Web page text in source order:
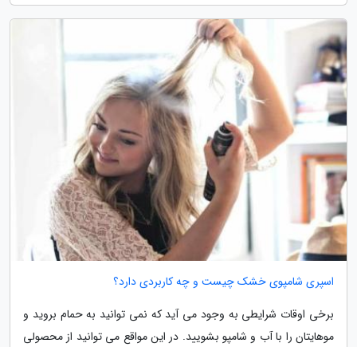
اسپری شامپوی خشک چیست و چه کاربردی دارد؟
برخی اوقات شرایطی به وجود می آید که نمی توانید به حمام بروید و
موهایتان را با آب و شامپو بشویید. در این مواقع می توانید از محصولی